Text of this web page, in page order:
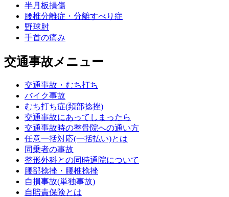
半月板損傷
腰椎分離症・分離すべり症
野球肘
手首の痛み
交通事故メニュー
交通事故・むち打ち
バイク事故
むち打ち症(頚部捻挫)
交通事故にあってしまったら
交通事故時の整骨院への通い方
任意一括対応(一括払い)とは
同乗者の事故
整形外科との同時通院について
腰部捻挫・腰椎捻挫
自損事故(単独事故)
自賠責保険とは